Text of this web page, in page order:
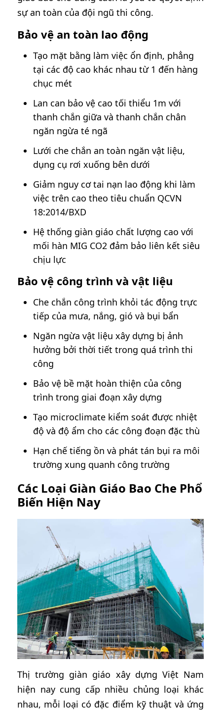
sự an toàn của đội ngũ thi công.
Bảo vệ an toàn lao động
Tạo mặt bằng làm việc ổn định, phẳng
tại các độ cao khác nhau từ 1 đến hàng
chục mét
Lan can bảo vệ cao tối thiểu 1m với
thanh chắn giữa và thanh chắn chân
ngăn ngừa té ngã
Lưới che chắn an toàn ngăn vật liệu,
dụng cụ rơi xuống bên dưới
Giảm nguy cơ tai nạn lao động khi làm
việc trên cao theo tiêu chuẩn QCVN
18:2014/BXD
Hệ thống giàn giáo chất lượng cao với
mối hàn MIG CO2 đảm bảo liên kết siêu
chịu lực
Bảo vệ công trình và vật liệu
Che chắn công trình khỏi tác động trực
tiếp của mưa, nắng, gió và bụi bẩn
Ngăn ngừa vật liệu xây dựng bị ảnh
hưởng bởi thời tiết trong quá trình thi
công
Bảo vệ bề mặt hoàn thiện của công
trình trong giai đoạn xây dựng
Tạo microclimate kiểm soát được nhiệt
độ và độ ẩm cho các công đoạn đặc thù
Hạn chế tiếng ồn và phát tán bụi ra môi
trường xung quanh công trường
Các Loại Giàn Giáo Bao Che Phổ
Biến Hiện Nay
Thị trường giàn giáo xây dựng Việt Nam
hiện nay cung cấp nhiều chủng loại khác
nhau, mỗi loại có đặc điểm kỹ thuật và ứng